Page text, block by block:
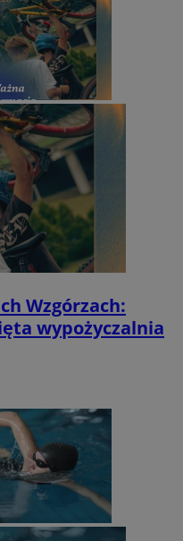
Wzgórzach:
wypożyczalnia